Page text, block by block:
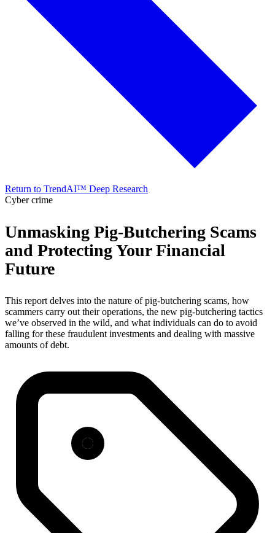
Return to TrendAI™ Deep Research
Cyber crime
Unmasking Pig-Butchering Scams
and Protecting Your Financial
Future
This report delves into the nature of pig-butchering scams, how
scammers carry out their operations, the new pig-butchering tactics
we’ve observed in the wild, and what individuals can do to avoid
falling for these fraudulent investments and dealing with massive
amounts of debt.